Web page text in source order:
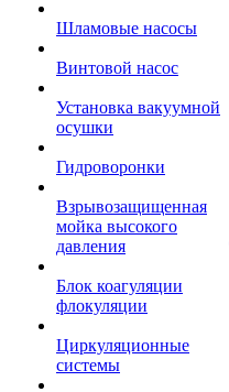
Шламовые насосы
Винтовой насос
Установка вакуумной
осушки
Гидроворонки
Взрывозащищенная
мойка высокого
давления
Блок коагуляции
флокуляции
Циркуляционные
системы